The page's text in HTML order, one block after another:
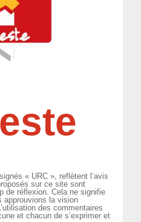
« URC », reflètent l’avis
sur ce site sont
de réflexion. Cela ne signifie
approuvions la vision
des commentaires
et chacun de s’exprimer et